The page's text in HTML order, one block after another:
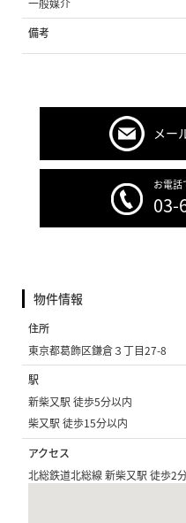
一般媒介
備考
メー
お電話
03-
物件情報
住所
東京都葛飾区鎌倉３丁目27-8
駅
新柴又駅 徒歩5分以内
柴又駅 徒歩15分以内
アクセス
北総鉄道北総線 新柴又駅 徒歩2